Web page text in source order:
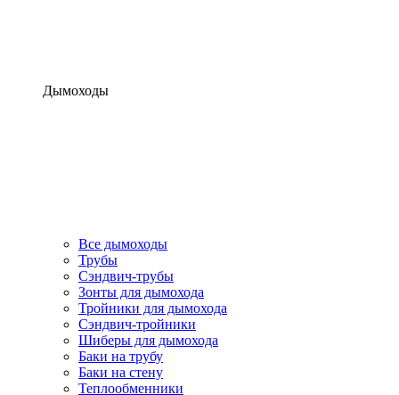
Дымоходы
Все дымоходы
Трубы
Сэндвич-трубы
Зонты для дымохода
Тройники для дымохода
Сэндвич-тройники
Шиберы для дымохода
Баки на трубу
Баки на стену
Теплообменники